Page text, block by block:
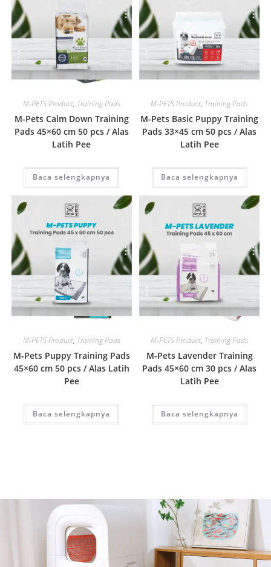
Quick View
M-PETS Product, Training Pads
M-Pets Calm Down Training
Pads 45×60 cm 50 pcs / Alas
Latih Pee
Baca selengkapnya
Quick View
M-PETS Product, Training Pads
M-Pets Basic Puppy Training
Pads 33×45 cm 50 pcs / Alas
Latih Pee
Baca selengkapnya
Quick View
M-PETS Product, Training Pads
M-Pets Puppy Training Pads
45×60 cm 50 pcs / Alas Latih
Pee
Baca selengkapnya
Quick View
M-PETS Product, Training Pads
M-Pets Lavender Training
Pads 45×60 cm 30 pcs / Alas
Latih Pee
Baca selengkapnya